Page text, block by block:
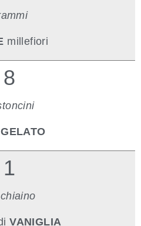
millefiori
8
GELATO
1
VANIGLIA